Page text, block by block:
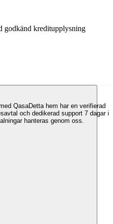
godkänd kreditupplysning
QasaDetta hem har en verifierad
och dedikerad support 7 dagar i
hanteras genom oss.